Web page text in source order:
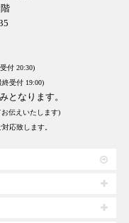
付 20:30)
終受付 19:00)
となります。
伝えいたします)
応致します。